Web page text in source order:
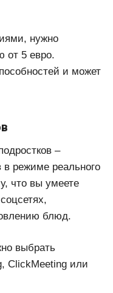
нужно
от 5 евро.
и может
–
режиме реального
что вы умеете
блюд.
выбрать
ClickMeeting или